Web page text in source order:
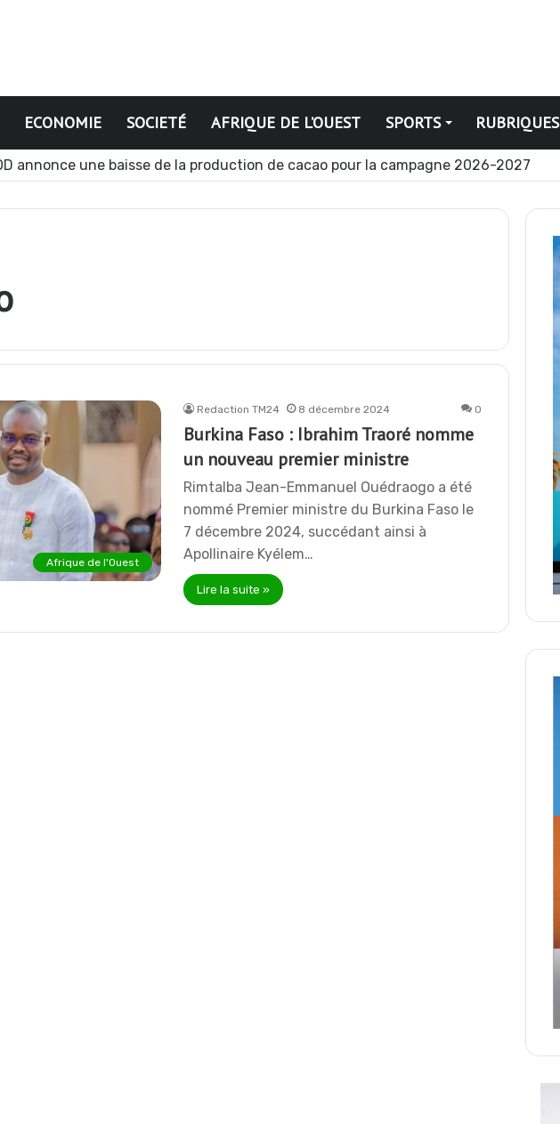
ECONOMIE SOCIETÉ AFRIQUE DE L’OUEST SPORTS RUBRIQUES
annonce une baisse de la production de cacao pour la campagne 2026-2027
Afrique de l'Ouest
Redaction TM24 8 décembre 2024 0
Burkina Faso : Ibrahim Traoré nomme
un nouveau premier ministre
Rimtalba Jean-Emmanuel Ouédraogo a été
nommé Premier ministre du Burkina Faso le
7 décembre 2024, succédant ainsi à
Apollinaire Kyélem…
Lire la suite »